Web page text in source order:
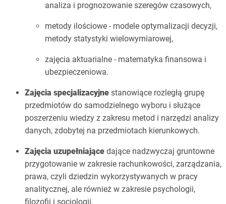
analiza i prognozowanie szeregów czasowych,
metody ilościowe - modele optymalizacji decyzji,
metody statystyki wielowymiarowej,
zajęcia aktuarialne - matematyka finansowa i
ubezpieczeniowa.
Zajęcia specjalizacyjnestanowiące rozległą grupę
przedmiotów do samodzielnego wyboru i służące
poszerzeniu wiedzy z zakresu metod i narzędzi analizy
danych, zdobytej na przedmiotach kierunkowych.
Zajęcia uzupełniającedające nadzwyczaj gruntowne
przygotowanie w zakresie rachunkowości, zarządzania,
prawa, czyli dziedzin wykorzystywanych w pracy
analitycznej, ale również w zakresie psychologii,
filozofii i socjologii.